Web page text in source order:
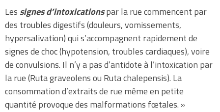
Les signes d’intoxicationspar la rue commencent par
des troubles digestifs (douleurs, vomissements,
hypersalivation) qui s’accompagnent rapidement de
signes de choc (hypotension, troubles cardiaques), voire
de convulsions. Il n’y a pas d’antidote à l’intoxication par
la rue (Ruta graveolens ou Ruta chalepensis). La
consommation d’extraits de rue même en petite
quantité provoque des malformations fœtales. »